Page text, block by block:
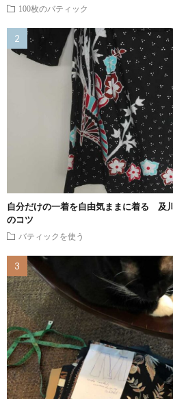
100枚のバティック
自分だけの一着を自由気ままに着る 及
のコツ
バティックを使う